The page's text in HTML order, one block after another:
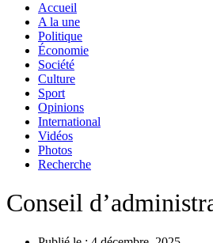
Accueil
A la une
Politique
Économie
Société
Culture
Sport
Opinions
International
Vidéos
Photos
Recherche
Conseil